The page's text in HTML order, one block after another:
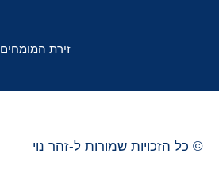
זירת המומחים
© כל הזכויות שמורות ל-זהר נוי